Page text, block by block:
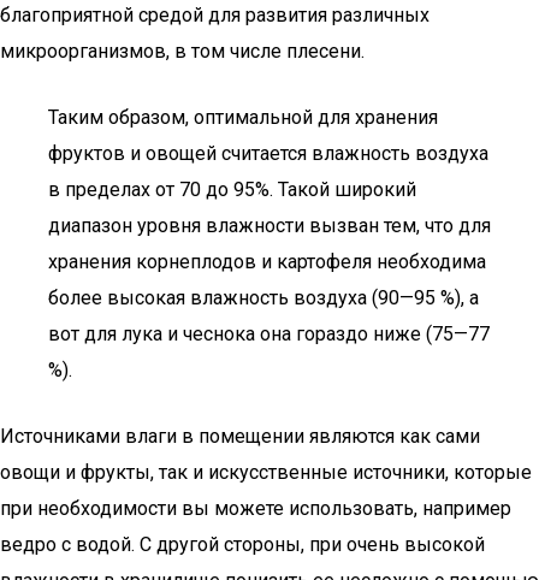
благоприятной средой для развития различных
микроорганизмов, в том числе плесени.
Таким образом, оптимальной для хранения
фруктов и овощей считается влажность воздуха
в пределах от 70 до 95%. Такой широкий
диапазон уровня влажности вызван тем, что для
хранения корнеплодов и картофеля необходима
более высокая влажность воздуха (90—95 %), а
вот для лука и чеснока она гораздо ниже (75—77
%).
Источниками влаги в помещении являются как сами
овощи и фрукты, так и искусственные источники, которые
при необходимости вы можете использовать, например
ведро с водой. С другой стороны, при очень высокой